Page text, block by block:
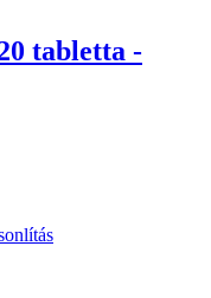
tabletta -